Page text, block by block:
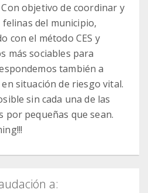
objetivo de coordinar y
del municipio,
con el método CES y
más sociables para
también a
situación de riesgo vital.
sin cada una de las
por pequeñas que sean.
a: